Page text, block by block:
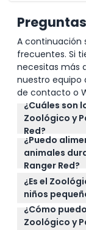
A continuación
frecuentes. Si
necesitas más
nuestro equipo
de contacto o
¿Cuáles son
Zoológico y
Red?
El zoológico
entre
semana y
confirme al
¿Puedo
animales
Ranger Red?
Sí, los
animales,
rufo y
con los
¿Es el
niños
Los niños de
por un adulto
¿Cómo
Zoológico y